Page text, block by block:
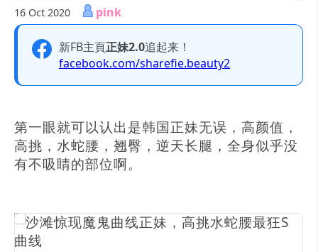
16 Oct 2020 pink
新FB主頁正妹2.0追起来！
facebook.com/sharefie.beauty2
第一眼就可以认出是韩国正妹无误，高颜值，
高挑，水蛇腰，翘臀，逆天长腿，全身似乎没
有不吸睛的部位啊。